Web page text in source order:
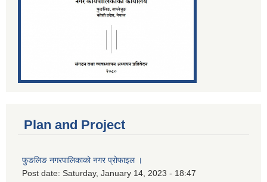
Plan and Project
फुङलिङ नगरपालिकाको नगर प्रोफाइल ।
Post date: Saturday, January 14, 2023 - 18:47